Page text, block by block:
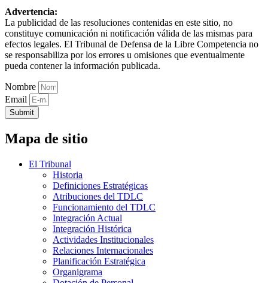
Advertencia:
La publicidad de las resoluciones contenidas en este sitio, no
constituye comunicación ni notificación válida de las mismas para
efectos legales. El Tribunal de Defensa de la Libre Competencia no
se responsabiliza por los errores u omisiones que eventualmente
pueda contener la información publicada.
Nombre
Email
Submit
Mapa de sitio
El Tribunal
Historia
Definiciones Estratégicas
Atribuciones del TDLC
Funcionamiento del TDLC
Integración Actual
Integración Histórica
Actividades Institucionales
Relaciones Internacionales
Planificación Estratégica
Organigrama